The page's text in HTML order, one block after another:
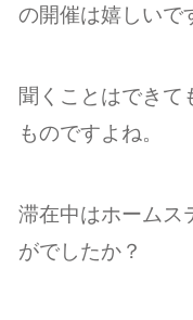
の開催は嬉しいで
聞くことはできて
ものですよね。
滞在中はホームス
がでしたか？